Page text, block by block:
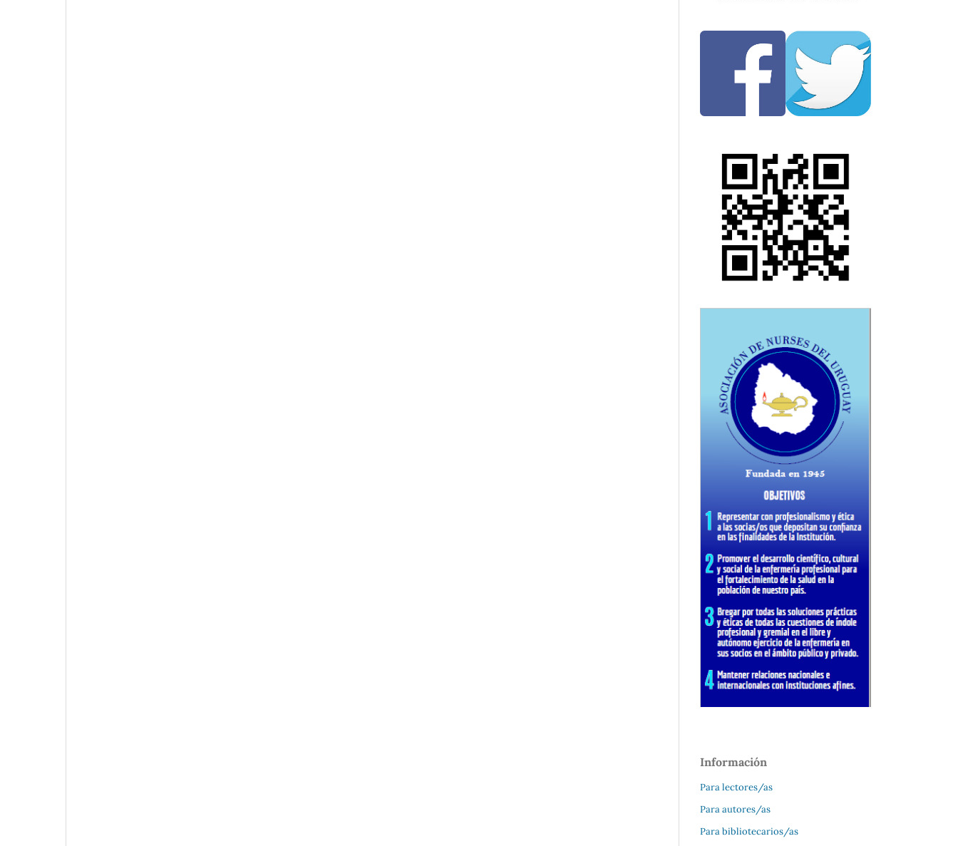
Información
Para lectores/as
Para autores/as
Para bibliotecarios/as